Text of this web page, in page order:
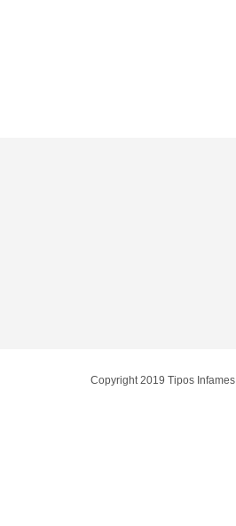
Copyright 2019 Tipos Infames